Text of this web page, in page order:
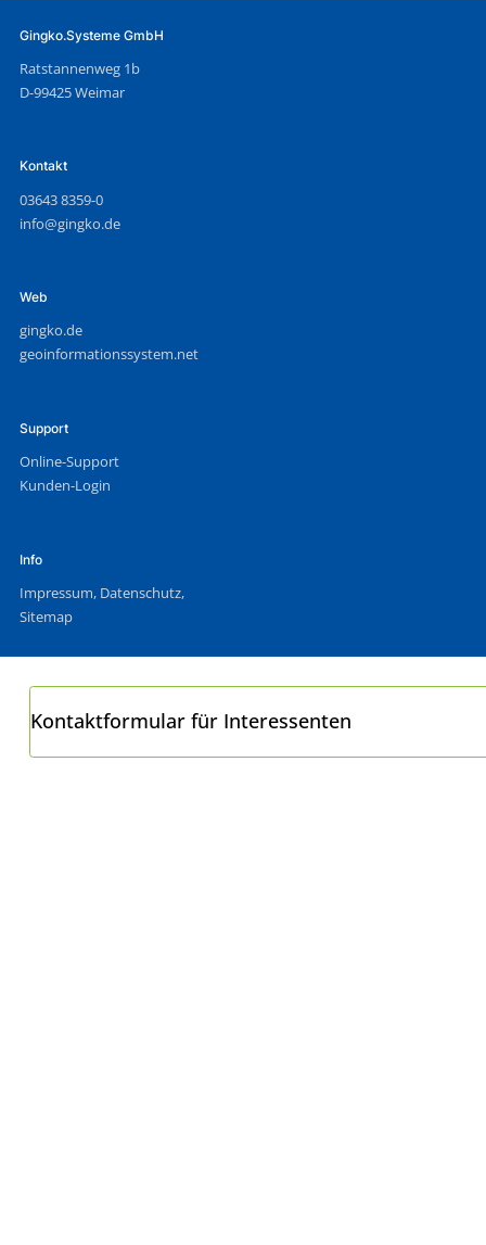
Gingko.Systeme GmbH
Ratstannenweg 1b
D-99425 Weimar
Kontakt
03643 8359-0
info@gingko.de
Web
gingko.de
geoinformationssystem.net
Support
Online-Support
Kunden-Login
Info
Impressum, Datenschutz,
Sitemap
Kontaktformular für Interessenten